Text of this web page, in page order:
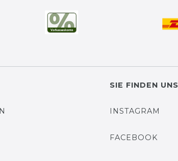
SIE FINDEN
INSTAGRAM
FACEBOOK